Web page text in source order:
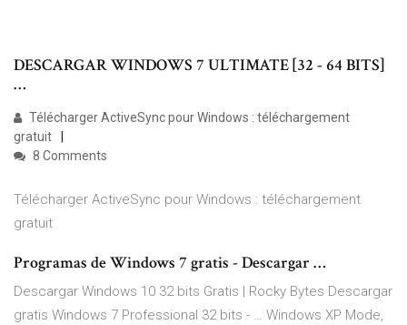
DESCARGAR WINDOWS 7 ULTIMATE [32 - 64 BITS]
…
Télécharger ActiveSync pour Windows : téléchargement
gratuit
8 Comments
Télécharger ActiveSync pour Windows : téléchargement
gratuit
Programas de Windows 7 gratis - Descargar …
Descargar Windows 10 32 bits Gratis | Rocky Bytes Descargar
gratis Windows 7 Professional 32 bits - … Windows XP Mode,